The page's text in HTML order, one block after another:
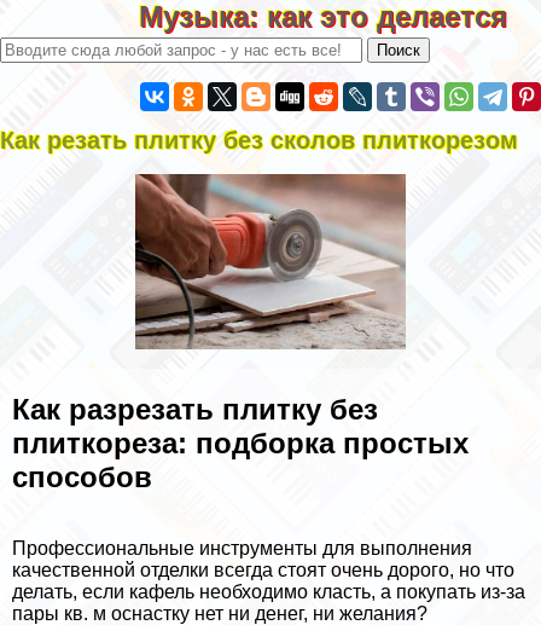
Музыка: как это делается
Как резать плитку без сколов плиткорезом
Как разрезать плитку без
плиткореза: подборка простых
способов
Профессиональные инструменты для выполнения
качественной отделки всегда стоят очень дорого, но что
делать, если кафель необходимо класть, а покупать из-за
пары кв. м оснастку нет ни денег, ни желания?